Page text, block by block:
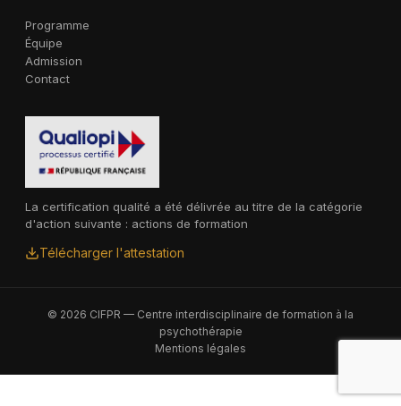
Programme
Équipe
Admission
Contact
La certification qualité a été délivrée au titre de la catégorie
d'action suivante : actions de formation
Télécharger l'attestation
© 2026 CIFPR — Centre interdisciplinaire de formation à la
psychothérapie
Mentions légales